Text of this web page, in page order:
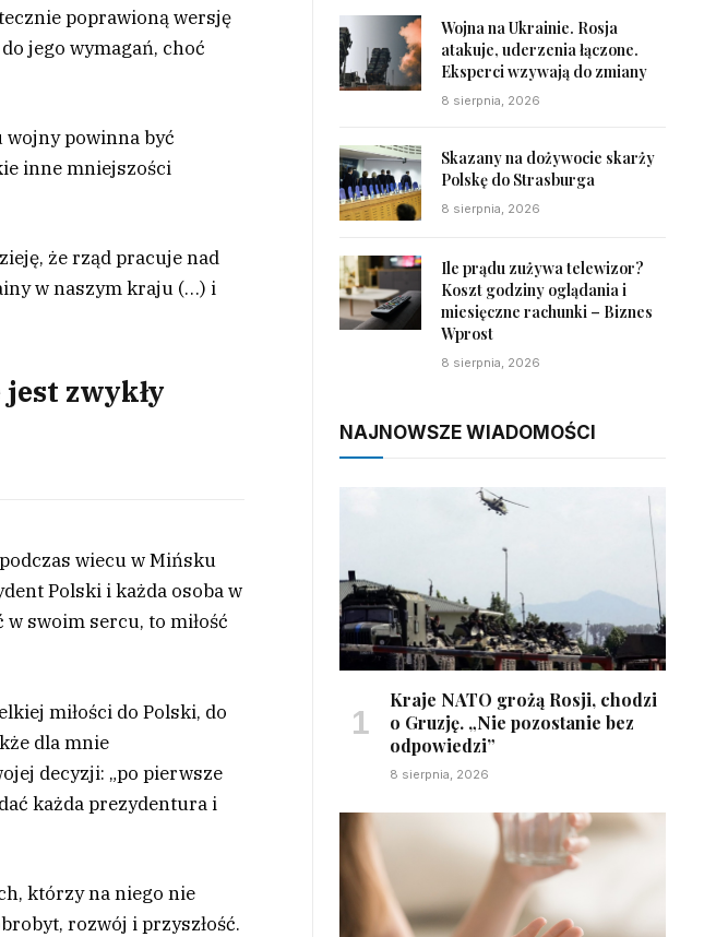
poprawioną wersję
jego wymagań, choć
wojny powinna być
inne mniejszości
że rząd pracuje nad
w naszym kraju (…) i
zwykły
wiecu w Mińsku
Polski i każda osoba w
swoim sercu, to miłość
miłości do Polski, do
dla mnie
decyzji: „po pierwsze
każda prezydentura i
którzy na niego nie
rozwój i przyszłość.
Wojna na Ukrainie. Rosja
atakuje, uderzenia łączone.
Eksperci wzywają do zmiany
8 sierpnia, 2026
Skazany na dożywocie skarży
Polskę do Strasburga
8 sierpnia, 2026
Ile prądu zużywa telewizor?
Koszt godziny oglądania i
miesięczne rachunki – Biznes
Wprost
8 sierpnia, 2026
NAJNOWSZE WIADOMOŚCI
Kraje NATO grożą Rosji, chodzi
o Gruzję. „Nie pozostanie bez
odpowiedzi”
8 sierpnia, 2026